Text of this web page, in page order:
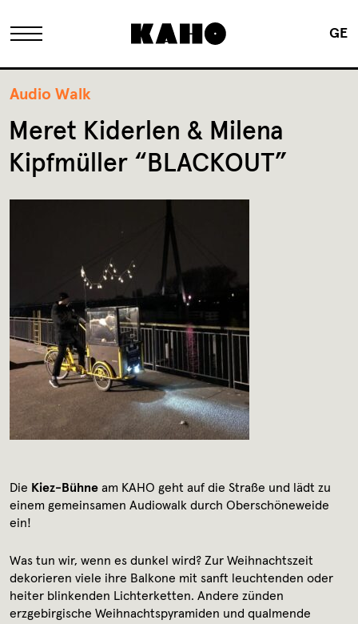
GE
The KAHO
History
Owner
Renovation
FAQ
Media library
Contact
Audio Walk
Meret Kiderlen & Milena
Kipfmüller “BLACKOUT”
Die Kiez-Bühne am KAHO geht auf die Straße und lädt zu
einem gemeinsamen Audiowalk durch Oberschöneweide
ein!
Was tun wir, wenn es dunkel wird? Zur Weihnachtszeit
dekorieren viele ihre Balkone mit sanft leuchtenden oder
heiter blinkenden Lichterketten. Andere zünden
erzgebirgische Weihnachtspyramiden und qualmende